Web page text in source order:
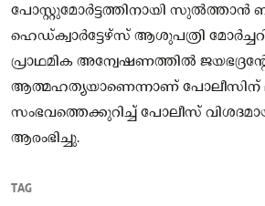
പോസ്റ്റുമോർട്ടത്തിനായി സുൽത്താൻ
ഹെഡ്ക്വാർട്ടേഴ്സ് ആശുപത്രി
പ്രാഥമിക അന്വേഷണത്തിൽ
ആത്മഹത്യയാണെന്നാണ് പോലീസിന്
സംഭവത്തെക്കുറിച്ച് പോലീസ്
ആരംഭിച്ചു.
TAG